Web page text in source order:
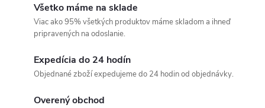
Všetko máme na sklade
Viac ako 95% všetkých produktov máme skladom a ihneď
pripravených na odoslanie.
Expedícia do 24 hodín
Objednané zboží expedujeme do 24 hodin od objednávky.
Overený obchod